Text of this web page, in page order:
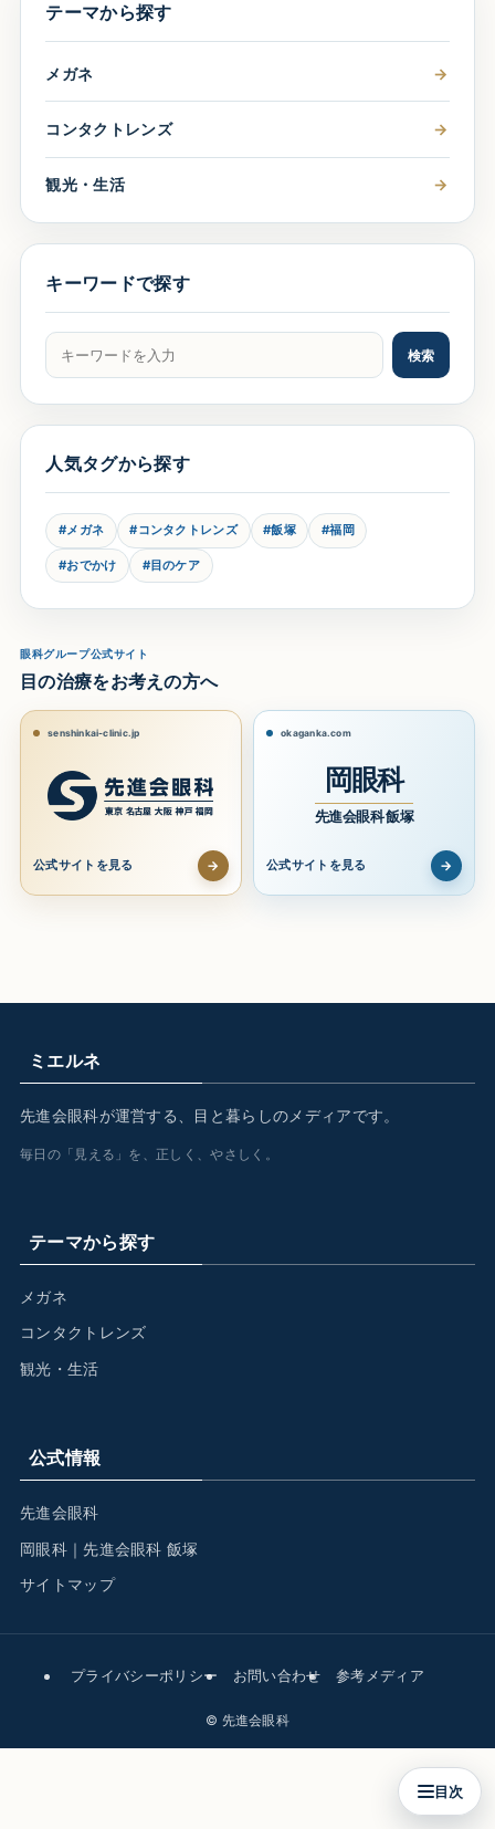
テーマから探す
メガネ →
コンタクトレンズ →
観光・生活 →
キーワードで探す
記事をキーワードで検索 検索
人気タグから探す
#メガネ #コンタクトレンズ #飯塚 #福岡
#おでかけ #目のケア
眼科グループ公式サイト
目の治療をお考えの方へ
senshinkai-clinic.jp
公式サイトを見る →
okaganka.com
岡眼科
先進会眼科 飯塚
公式サイトを見る →
ミエルネ
先進会眼科が運営する、目と暮らしのメディアです。
毎日の「見える」を、正しく、やさしく。
テーマから探す
メガネ
コンタクトレンズ
観光・生活
公式情報
先進会眼科
岡眼科｜先進会眼科 飯塚
サイトマップ
プライバシーポリシー お問い合わせ 参考メディア
© 先進会眼科
目次